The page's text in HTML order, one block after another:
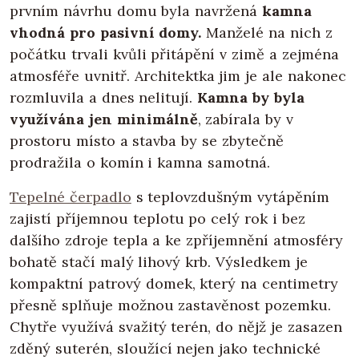
prvním návrhu domu byla navržená kamna
vhodná pro pasivní domy. Manželé na nich z
počátku trvali kvůli přitápění v zimě a zejména
atmosféře uvnitř. Architektka jim je ale nakonec
rozmluvila a dnes nelitují. Kamna by byla
využívána jen minimálně, zabírala by v
prostoru místo a stavba by se zbytečně
prodražila o komín i kamna samotná.
Tepelné čerpadlo s teplovzdušným vytápěním
zajistí příjemnou teplotu po celý rok i bez
dalšího zdroje tepla a ke zpříjemnění atmosféry
bohatě stačí malý lihový krb. Výsledkem je
kompaktní patrový domek, který na centimetry
přesně splňuje možnou zastavěnost pozemku.
Chytře využívá svažitý terén, do nějž je zasazen
zděný suterén, sloužící nejen jako technické